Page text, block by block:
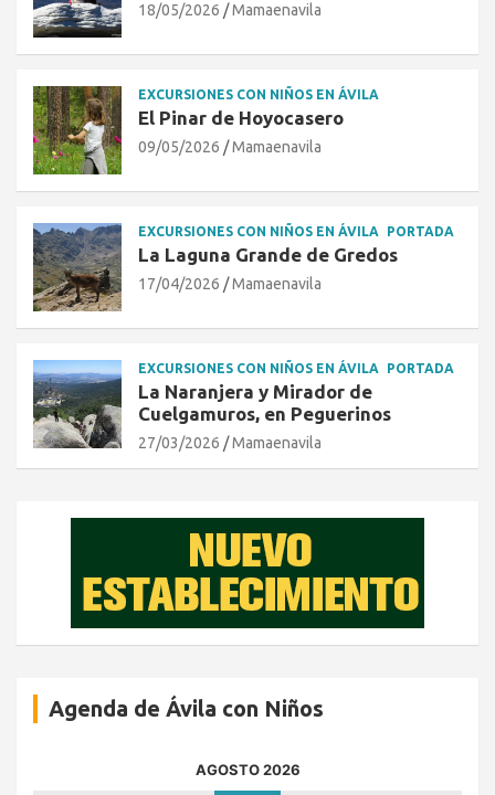
18/05/2026 Mamaenavila
EXCURSIONES CON NIÑOS EN ÁVILA
El Pinar de Hoyocasero
09/05/2026 Mamaenavila
EXCURSIONES CON NIÑOS EN ÁVILA PORTADA
La Laguna Grande de Gredos
17/04/2026 Mamaenavila
EXCURSIONES CON NIÑOS EN ÁVILA PORTADA
La Naranjera y Mirador de
Cuelgamuros, en Peguerinos
27/03/2026 Mamaenavila
Agenda de Ávila con Niños
AGOSTO 2026